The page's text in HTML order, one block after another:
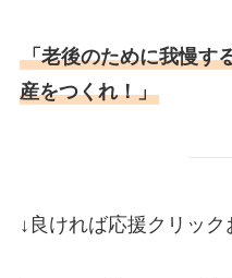
「老後のために我慢す
産をつくれ！」
↓良ければ応援クリック